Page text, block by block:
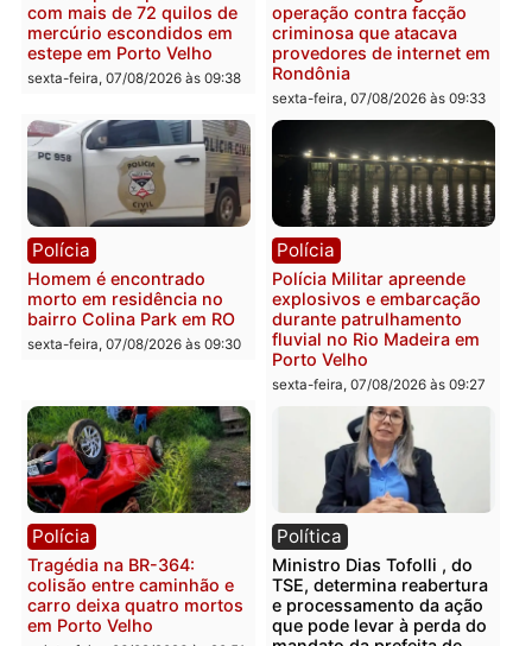
Polícia
apresenta documentos
que comprovam
transparência e legalidade
na operação alvo da PF
sexta-feira, 07/08/2026 às 12:24
Polícia
Polícia Federal apreende
400 quilos de drogas e
prende motorista em RO
sexta-feira, 07/08/2026 às
Casal é preso pela PRF
com mais de 72 quilos de
mercúrio escondidos em
estepe em Porto Velho
sexta-feira, 07/08/2026 às 09:38
Polícia
Polícia Civil deflagra
operação contra facção
criminosa que atacava
provedores de internet
Rondônia
sexta-feira, 07/08/2026 às